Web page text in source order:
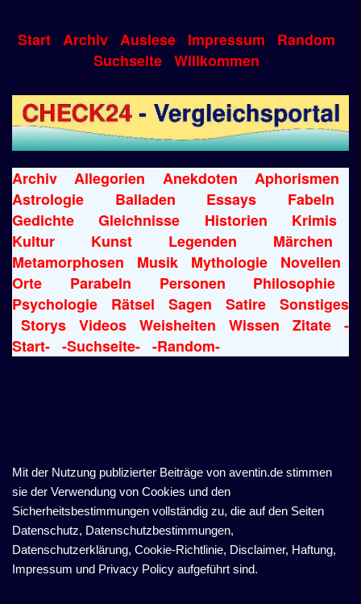
Start Archiv Auslese Impressum
Random
Suchseite Willkommen
Archiv Allegorien Anekdoten
Aphorismen
Astrologie
Balladen Essays
Fabeln
Gedichte
Gleichnisse Historien
Krimis
Kultur
Kunst Legenden
Märchen
Metamorphosen
Musik Mythologie
Novellen
Orte
Parabeln Personen
Philosophie
Psychologie
Rätsel Sagen Satire
Sonstiges
Storys
Videos Weisheiten Wissen Zitate
-
Start- -Suchseite- -Random-
Mit der Nutzung publizierter Beiträge von aventin.de stimmen
sie der Verwendung von Cookies und den
Sicherheitsbestimmungen vollständig zu, die auf den Seiten
Datenschutz, Datenschutzbestimmungen,
Datenschutzerklärung, Cookie-Richtlinie, Disclaimer, Haftung,
Impressum und Privacy Policy aufgeführt sind.